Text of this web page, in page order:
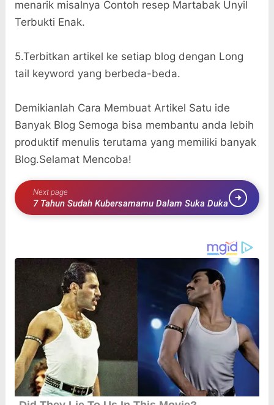
menarik misalnya Contoh resep Martabak Unyil
Terbukti Enak.
5.Terbitkan artikel ke setiap blog dengan Long
tail keyword yang berbeda-beda.
Demikianlah Cara Membuat Artikel Satu ide
Banyak Blog Semoga bisa membantu anda lebih
produktif menulis terutama yang memiliki banyak
Blog.Selamat Mencoba!
Next page
7 Tahun Sudah Kubersamamu Dalam Suka Duka